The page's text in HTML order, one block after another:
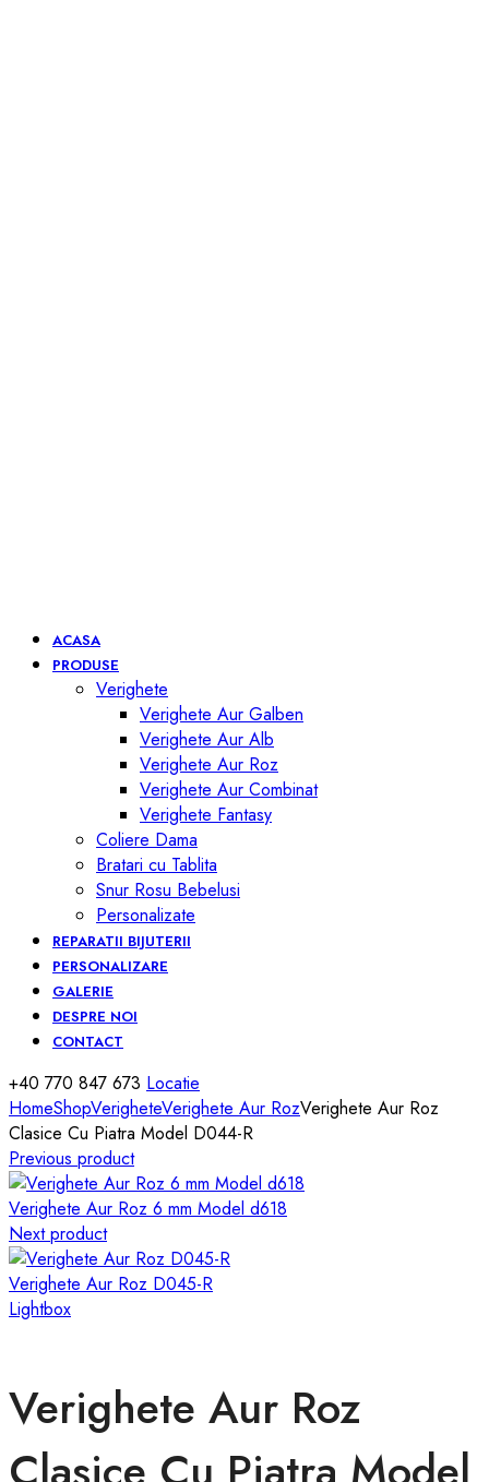
ACASA
PRODUSE
Verighete
Verighete Aur Galben
Verighete Aur Alb
Verighete Aur Roz
Verighete Aur Combinat
Verighete Fantasy
Coliere Dama
Bratari cu Tablita
Snur Rosu Bebelusi
Personalizate
REPARATII BIJUTERII
PERSONALIZARE
GALERIE
DESPRE NOI
CONTACT
+40 770 847 673 Locatie
HomeShopVerigheteVerighete Aur RozVerighete Aur Roz
Clasice Cu Piatra Model D044-R
Previous product
Verighete Aur Roz 6 mm Model d618
Next product
Verighete Aur Roz D045-R
Lightbox
Verighete Aur Roz